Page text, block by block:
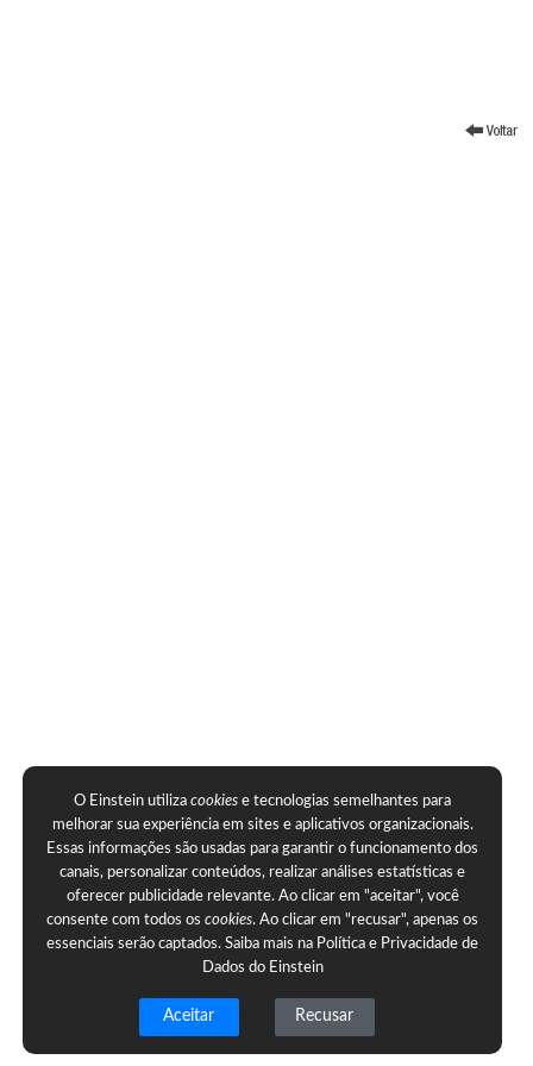
O Einstein utilizacookies e tecnologias semelhantes para
melhorar sua experiência em sites e aplicativos organizacionais.
Essas informações são usadas para garantir o funcionamento dos
canais, personalizar conteúdos, realizar análises estatísticas e
oferecer publicidade relevante. Ao clicar em "aceitar", você
consente com todos oscookies. Ao clicar em "recusar", apenas os
essenciais serão captados. Saiba mais na Política e Privacidade de
Dados do Einstein
Aceitar Recusar